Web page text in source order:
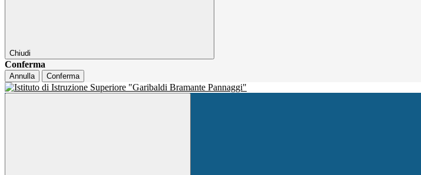
Chiudi
Conferma
Annulla Conferma